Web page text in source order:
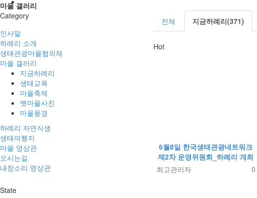
마을 갤러리
전체
지금하례리(371)
Hot
6월8일 한국생태관광네트워크
제2차 운영위원회_하례리 개최
최고관리자
0
Category
인사말
하례리 소개
생태관광마을협의체
마을 갤러리
지금하례리
생태교육
마을축제
옛마을사진
마을풍경
하례리 자연식생
생태여행지
마을 영상관
오시는길
내창소리 영상관
State